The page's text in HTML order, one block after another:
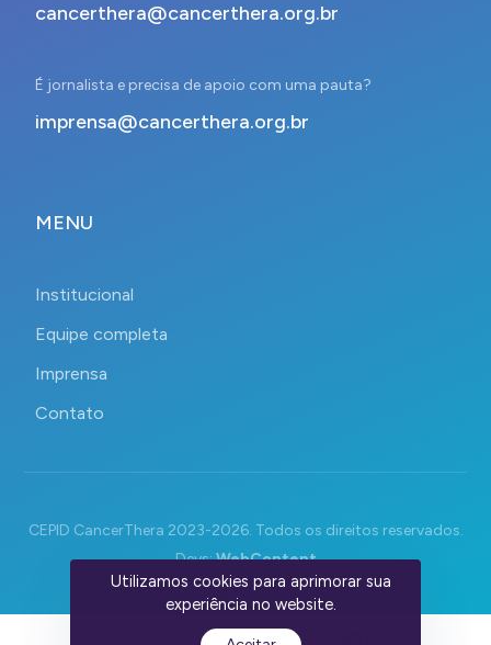
cancerthera@cancerthera.org.br
É jornalista e precisa de apoio com uma pauta?
imprensa@cancerthera.org.br
MENU
Institucional
Equipe completa
Imprensa
Contato
CEPID CancerThera 2023-2026. Todos os direitos reservados.
Devs:WebContent
Utilizamos cookies para aprimorar sua
experiência no website.